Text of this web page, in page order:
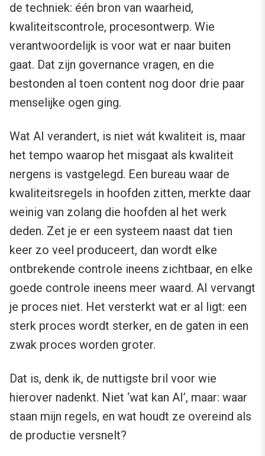
de techniek: één bron van waarheid,
kwaliteitscontrole, procesontwerp. Wie
verantwoordelijk is voor wat er naar buiten
gaat. Dat zijn governance vragen, en die
bestonden al toen content nog door drie paar
menselijke ogen ging.
Wat AI verandert, is niet wát kwaliteit is, maar
het tempo waarop het misgaat als kwaliteit
nergens is vastgelegd. Een bureau waar de
kwaliteitsregels in hoofden zitten, merkte daar
weinig van zolang die hoofden al het werk
deden. Zet je er een systeem naast dat tien
keer zo veel produceert, dan wordt elke
ontbrekende controle ineens zichtbaar, en elke
goede controle ineens meer waard. AI vervangt
je proces niet. Het versterkt wat er al ligt: een
sterk proces wordt sterker, en de gaten in een
zwak proces worden groter.
Dat is, denk ik, de nuttigste bril voor wie
hierover nadenkt. Niet ‘wat kan AI’, maar: waar
staan mijn regels, en wat houdt ze overeind als
de productie versnelt?